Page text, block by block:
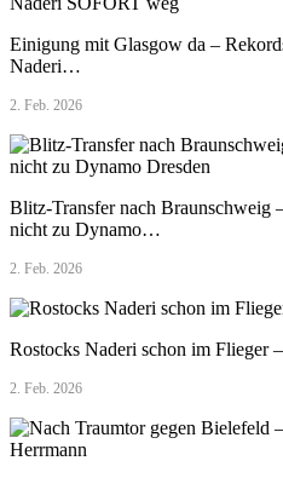
Einigung mit Glasgow da –
Naderi…
2. Feb. 2026
Blitz-Transfer nach Braunschweig
nicht zu Dynamo…
2. Feb. 2026
Rostocks Naderi schon im Flieger
2. Feb. 2026